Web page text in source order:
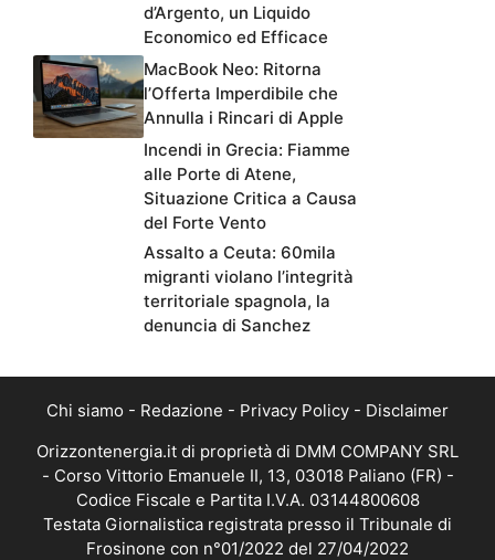
d’Argento, un Liquido
Economico ed Efficace
MacBook Neo: Ritorna
l’Offerta Imperdibile che
Annulla i Rincari di Apple
Incendi in Grecia: Fiamme
alle Porte di Atene,
Situazione Critica a Causa
del Forte Vento
Assalto a Ceuta: 60mila
migranti violano l’integrità
territoriale spagnola, la
denuncia di Sanchez
Chi siamo - Redazione - Privacy Policy - Disclaimer
Orizzontenergia.it di proprietà di DMM COMPANY SRL
- Corso Vittorio Emanuele II, 13, 03018 Paliano (FR) -
Codice Fiscale e Partita I.V.A. 03144800608
Testata Giornalistica registrata presso il Tribunale di
Frosinone con n°01/2022 del 27/04/2022